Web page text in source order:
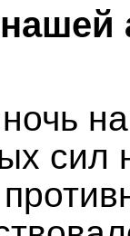
сил